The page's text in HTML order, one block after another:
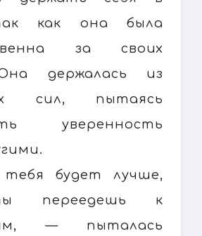
как она была
за своих
держалась из
сил, пытаясь
уверенность
будет лучше,
переедешь к
— пыталась